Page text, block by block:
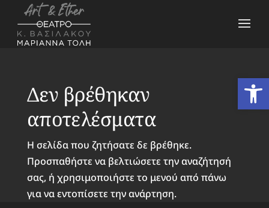
Δεν βρέθηκαν
αποτελέσματα
Η σελίδα που ζητήσατε δε βρέθηκε.
Προσπαθήστε να βελτιώσετε την αναζήτησή
σας, ή χρησιμοποιήστε το μενού από πάνω
για να εντοπίσετε την ανάρτηση.